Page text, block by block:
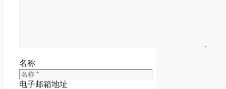
名称
电子邮箱地址